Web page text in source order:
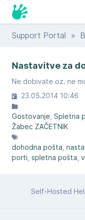
Support Portal »
Nastavitve za
23.05.2014 10:46
Gostovanje Spletna
Žabec ZAČETNIK
dohodna pošta
porti spletna pošta
Self-Hosted